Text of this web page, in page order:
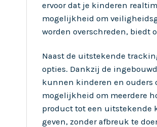
ervoor dat je kinderen
mogelijkheid om
worden overschreden, biedt
Naast de uitstekende
opties. Dankzij de
kunnen kinderen en ouders
mogelijkheid om meerdere
product tot een uitstekende
geven, zonder afbreuk te